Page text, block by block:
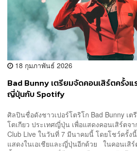
18 กุมภาพันธ์ 2026
Bad Bunny เตรียมจัดคอนเสิร์ตครั้งแ
ญี่ปุ่นกับ Spotify
ศิลปินชื่อดังชาวเปอร์โตริโก Bad Bunny เต
โตเกียว ประเทศญี่ปุ่น เพื่อแสดงคอนเสิร์ตจา
Club Live ในวันที่ 7 มีนาคมนี้ โดยโชว์ครั้ง
แสดงในเอเชียและญี่ปุ่นอีกด้วย ในคอนเสิร์